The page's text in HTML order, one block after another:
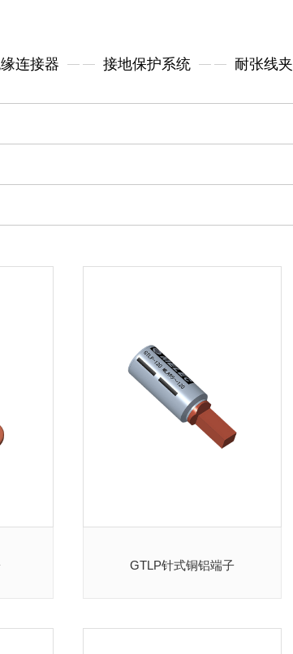
连接器 接地保护系统 耐张线夹
GTLP针式铜铝端子